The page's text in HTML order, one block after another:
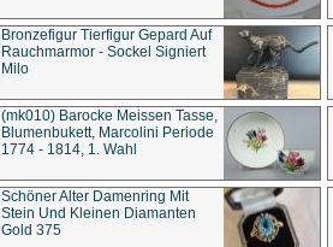
Bronzefigur Tierfigur Gepard Auf
Rauchmarmor - Sockel Signiert
Milo
(mk010) Barocke Meissen Tasse,
Blumenbukett, Marcolini Periode
1774 - 1814, 1. Wahl
Schöner Alter Damenring Mit
Stein Und Kleinen Diamanten
Gold 375